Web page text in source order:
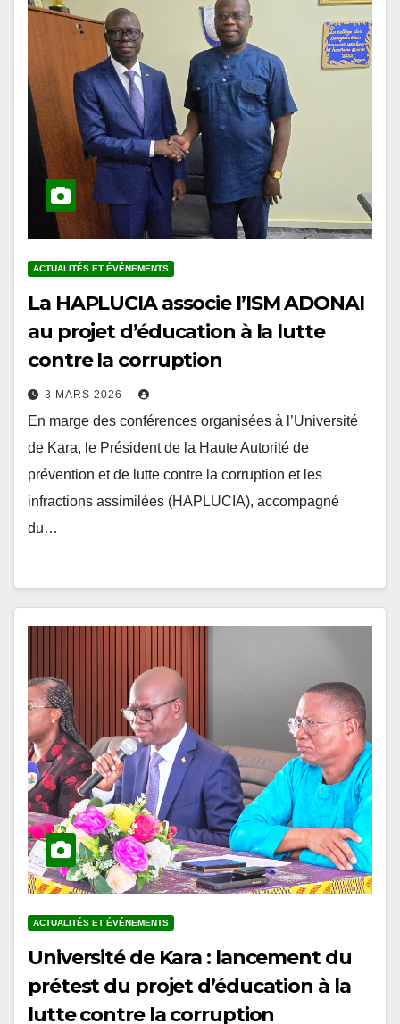
La HAPLUCIA associe l’ISM ADONAI
au projet d’éducation à la lutte
contre la corruption
En marge des conférences organisées à l’Université
de Kara, le Président de la Haute Autorité de
prévention et de lutte contre la corruption et les
infractions assimilées (HAPLUCIA), accompagné
du…
Université de Kara : lancement du
prétest du projet d’éducation à la
lutte contre la corruption